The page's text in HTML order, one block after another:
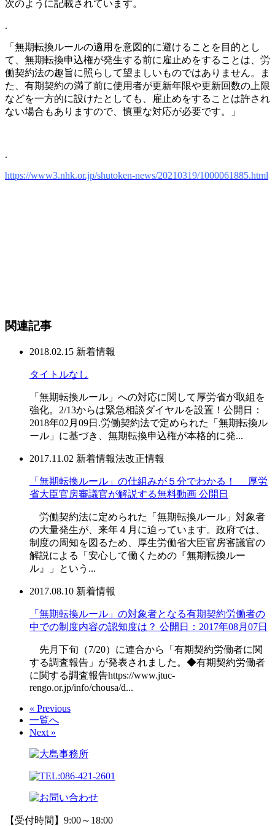
次のように記載されています。
.
「無期転換ルールの適用を意図的に避けることを目的とし
て、無期転換申込権が発生する前に雇止めをすることは、労
働契約法の趣旨に照らして望ましいものではありません。ま
た、有期契約の満了前に使用者が更新年限や更新回数の上限
などを一方的に設けたとしても、雇止めをすることは許され
ない場合もありますので、慎重な対応が必要です。」
.
https://www3.nhk.or.jp/shutoken-news/20210319/1000061885.html
関連記事
2018.02.15 新着情報
タイトルなし
「無期転換ルール」への対応に関して厚労省が取組を
強化。2/13からは緊急相談ダイヤルを設置！公開日：
2018年02月09日.労働契約法で定められた「無期転換ル
ール」に基づき、無期転換申込権が本格的に発...
2017.11.02 新着情報法改正情報
「無期転換ルール」の仕組みが５分でわかる！ 厚労
省大臣官房審議官が解説する無料動画 公開日
労働契約法に定められた「無期転換ルール」対象者
の大量発生が、来年４月に迫っています。政府では、
制度の周知を図るため、厚生労働省大臣官房審議官の
解説による「安心して働くための『無期転換ルー
ル』」という...
2017.08.10 新着情報
「無期転換ルール」の対象者となる有期契約労働者の
中での制度内容の認知度は？ 公開日：2017年08月07日
先月下旬（7/20）に連合から「有期契約労働者に関
する調査報告」が発表されました。◆有期契約労働者
に関する調査報告https://www.jtuc-
rengo.or.jp/info/chousa/d...
« Previous
一覧へ
Next »
【受付時間】9:00～18:00